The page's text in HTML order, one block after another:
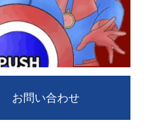
お問い合わせ